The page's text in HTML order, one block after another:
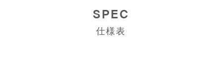
SPEC
仕様表